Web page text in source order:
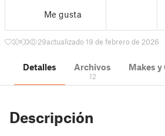
Me gusta
3 0 29actualizado 19 de febrero de 2026
Detalles Archivos
12
Makes
Descripción